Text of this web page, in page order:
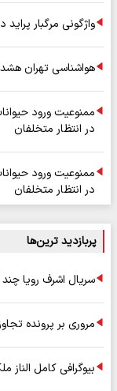
واژگونی مرگبار
هواشناسی تهران
ممنوعیت ورود
در انتظار متخلفان
ممنوعیت ورود
در انتظار متخلفان
پربازدید ترین‌ها
سریال اشرف رویا
مروری بر پرونده
بیوگرافی کامل